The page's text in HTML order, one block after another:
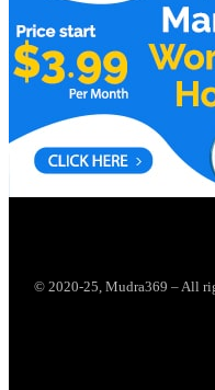
© 2020-25, Mudra369 – All